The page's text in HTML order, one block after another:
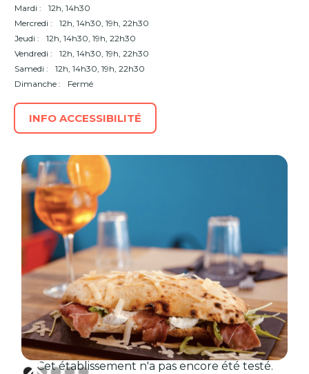
Mardi :
12h, 14h30
Mercredi :
12h, 14h30, 19h, 22h30
Jeudi :
12h, 14h30, 19h, 22h30
Vendredi :
12h, 14h30, 19h, 22h30
Samedi :
12h, 14h30, 19h, 22h30
Dimanche :
Fermé
INFO ACCESSIBILITÉ
Cet établissement n'a pas encore été testé.